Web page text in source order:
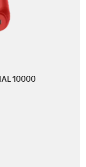
10000